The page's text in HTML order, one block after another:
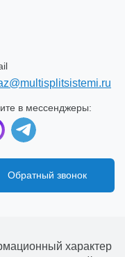
в мессенджеры:
Обратный звонок
характер